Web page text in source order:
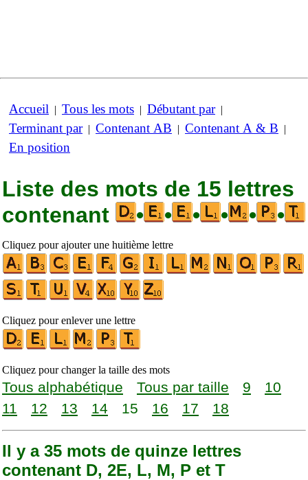
Accueil | Tous les mots | Débutant par|
Terminant par| Contenant AB | Contenant A & B |
En position
Liste des mots de 15 lettres
contenant
• • • • • •
Cliquez pour ajouter une huitième lettre
Cliquez pour enlever une lettre
Cliquez pour changer la taille des mots
Tous alphabétique Tous par taille 9
10
11
12 13 14 15 16 17 18
Il y a 35 mots de quinze lettres
contenant D, 2E, L, M, P et T